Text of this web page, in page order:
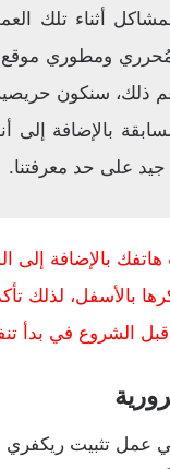
أثناء تلك
ومطوري موقع
ذلك، سنكون
بالإضافة إلى
على حد معرفتنا.
بالإضافة إلى
بالأسفل، لذلك
الشروع في بدأ
في عمل تثبيت